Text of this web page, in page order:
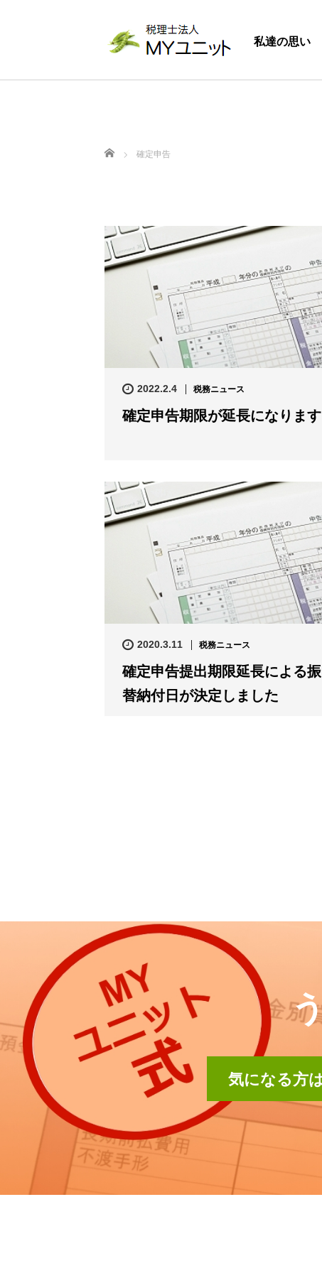
私達の思い
ホーム 確定申告
2022.2.4 税務ニュース
確定申告期限が延長になります
2020.3.11 税務ニュース
確定申告提出期限延長による振
替納付日が決定しました
気になる方